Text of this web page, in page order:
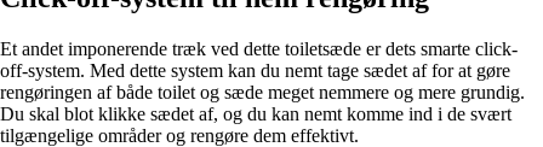
Et andet imponerende træk ved dette toiletsæde er dets smarte click-
off-system. Med dette system kan du nemt tage sædet af for at gøre
rengøringen af både toilet og sæde meget nemmere og mere grundig.
Du skal blot klikke sædet af, og du kan nemt komme ind i de svært
tilgængelige områder og rengøre dem effektivt.